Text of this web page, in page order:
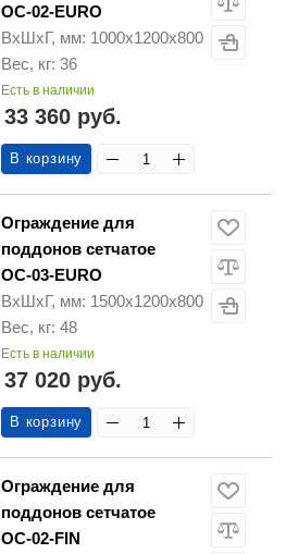
ОС-02-EURO
ВхШхГ, мм: 1000х1200х800
Вес, кг: 36
Есть в наличии
33 360 руб.
В корзину
Ограждение для
поддонов сетчатое
ОС-03-EURO
ВхШхГ, мм: 1500х1200х800
Вес, кг: 48
Есть в наличии
37 020 руб.
В корзину
Ограждение для
поддонов сетчатое
ОС-02-FIN